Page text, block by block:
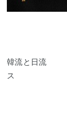
韓流と日流
ス